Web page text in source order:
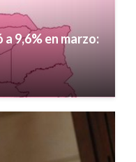
9,6% en marzo: